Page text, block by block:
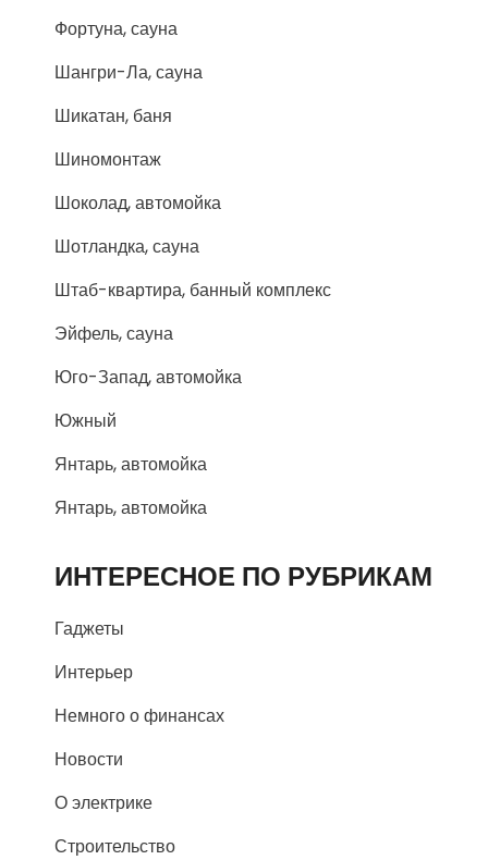
Фортуна, сауна
Шангри-Ла, сауна
Шикатан, баня
Шиномонтаж
Шоколад, автомойка
Шотландка, сауна
Штаб-квартира, банный комплекс
Эйфель, сауна
Юго-Запад, автомойка
Южный
Янтарь, автомойка
Янтарь, автомойка
ИНТЕРЕСНОЕ ПО РУБРИКАМ
Гаджеты
Интерьер
Немного о финансах
Новости
О электрике
Строительство